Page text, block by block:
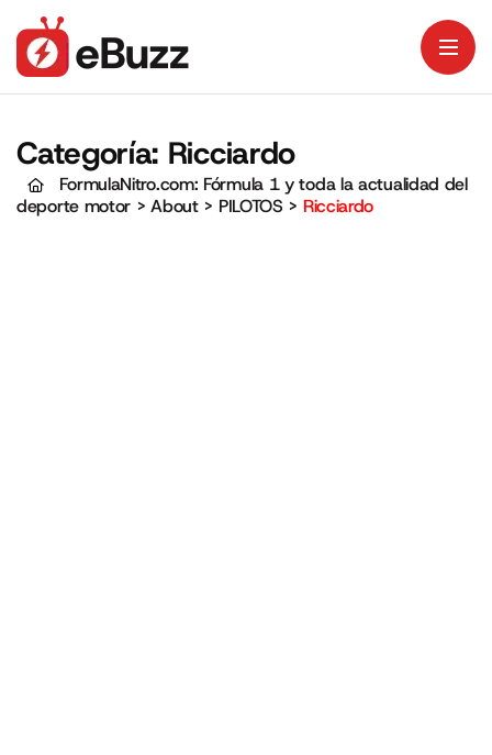
Categoría: Ricciardo
FormulaNitro.com: Fórmula 1 y toda la actualidad del
deporte motor >About> PILOTOS > Ricciardo